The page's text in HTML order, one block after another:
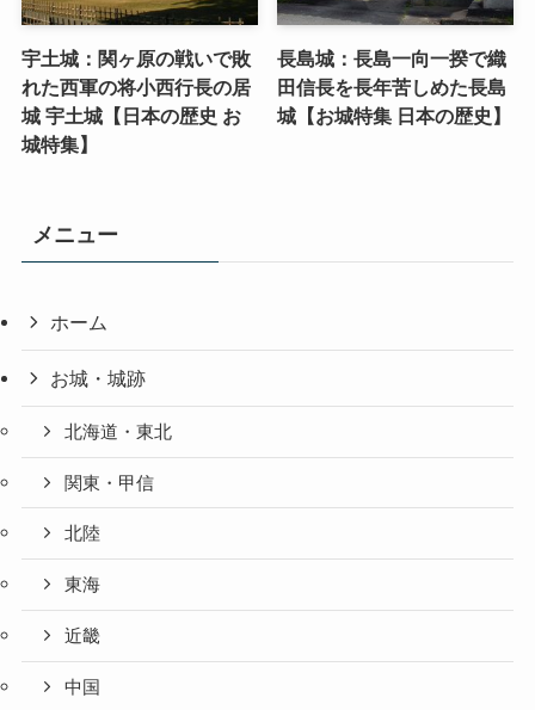
宇土城：関ヶ原の戦いで敗
れた西軍の将小西行長の居
城 宇土城【日本の歴史 お
城特集】
長島城：長島一向一揆で織
田信長を長年苦しめた長島
城【お城特集 日本の歴史】
メニュー
ホーム
お城・城跡
北海道・東北
関東・甲信
北陸
東海
近畿
中国